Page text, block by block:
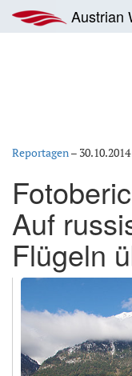
Inhalt
springen
Austrian
Reportagen– 30.10.2014
Auf
Flügeln